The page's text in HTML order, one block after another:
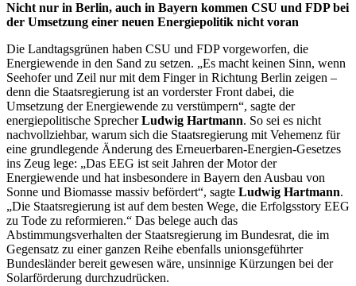
Nicht nur in Berlin, auch in Bayern kommen CSU und FDP bei
der Umsetzung einer neuen Energiepolitik nicht voran
Die Landtagsgrünen haben CSU und FDP vorgeworfen, die
Energiewende in den Sand zu setzen. „Es macht keinen Sinn, wenn
Seehofer und Zeil nur mit dem Finger in Richtung Berlin zeigen –
denn die Staatsregierung ist an vorderster Front dabei, die
Umsetzung der Energiewende zu verstümpern“, sagte der
energiepolitische SprecherLudwig Hartmann. So sei es nicht
nachvollziehbar, warum sich die Staatsregierung mit Vehemenz für
eine grundlegende Änderung des Erneuerbaren-Energien-Gesetzes
ins Zeug lege: „Das EEG ist seit Jahren der Motor der
Energiewende und hat insbesondere in Bayern den Ausbau von
Sonne und Biomasse massiv befördert“, sagte Ludwig Hartmann.
„Die Staatsregierung ist auf dem besten Wege, die Erfolgsstory EEG
zu Tode zu reformieren.“ Das belege auch das
Abstimmungsverhalten der Staatsregierung im Bundesrat, die im
Gegensatz zu einer ganzen Reihe ebenfalls unionsgeführter
Bundesländer bereit gewesen wäre, unsinnige Kürzungen bei der
Solarförderung durchzudrücken.